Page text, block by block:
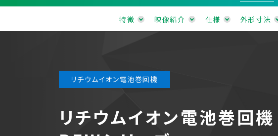
特徴 映像紹介 仕様 外形寸法
リチウムイオン電池巻回機
リチウムイオン電池巻回機